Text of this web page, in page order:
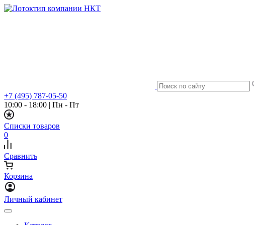
+7 (495) 787-05-50
10:00 - 18:00 | Пн - Пт
Списки товаров
0
Сравнить
Корзина
Личный кабинет